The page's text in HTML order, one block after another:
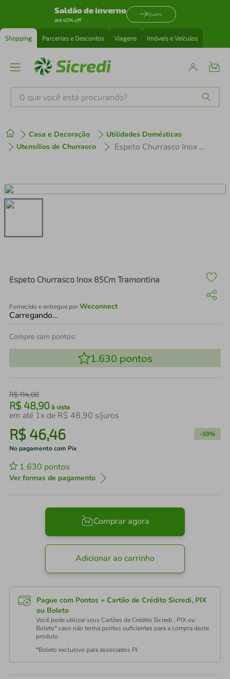
Saldão de inverno
até 40% off
Quero
Shopping Parcerias e Descontos Viagens Imóveis e Veículos
O que você está procurando?
Casa e Decoração
Utilidades Domésticas
Utensílios de Churrasco
Espeto Churrasco Inox 85Cm Tramontina
Espeto Churrasco Inox 85Cm Tramontina
Fornecido e entregue porWeconnect
Carregando…
Compre com pontos:
1.630 pontos
R$114,00
R$ 48,90 à vista
em até 1x de R$ 48,90 s/juros
R$ 46,46 -59%
No pagamento com Pix
1.630 pontos
Ver formas de pagamento
Comprar agora
Adicionar ao carrinho
Pague com Pontos + Cartão de Crédito Sicredi, PIX
ou Boleto
Você pode utilizar seus Cartões de Crédito Sicredi , PIX ou
Boleto* caso não tenha pontos suficientes para a compra deste
produto.
*Boleto exclusivo para associados PJ
1º tenis
3º